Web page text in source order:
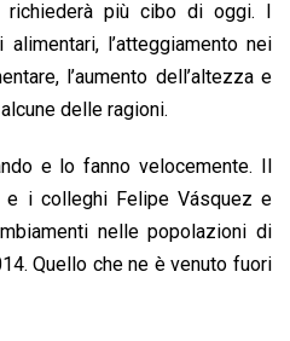
più cibo di oggi. I
l’atteggiamento nei
l’aumento dell’altezza e
delle ragioni.
e lo fanno velocemente. Il
e i colleghi Felipe Vásquez e
nelle popolazioni di
Quello che ne è venuto fuori